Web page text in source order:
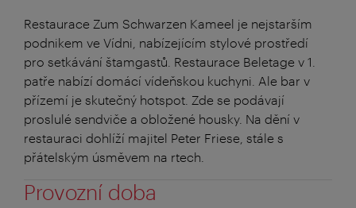
Restaurace Zum Schwarzen Kameel je nejstarším
podnikem ve Vídni, nabízejícím stylové prostředí
pro setkávání štamgastů. Restaurace Beletage v 1.
patře nabízí domácí vídeňskou kuchyni. Ale bar v
přízemí je skutečný hotspot. Zde se podávají
proslulé sendviče a obložené housky. Na dění v
restauraci dohlíží majitel Peter Friese, stále s
přátelským úsměvem na rtech.
Provozní doba